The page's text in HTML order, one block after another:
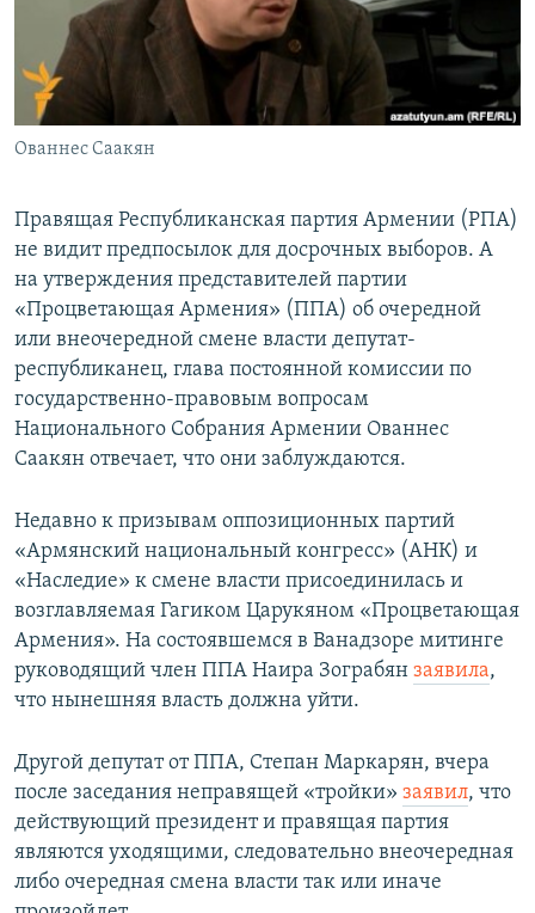
Հայերեն
English
Русский
Ованнес Саакян
Правящая Республиканская партия Армении (РПА)
не видит предпосылок для досрочных выборов. А
на утверждения представителей партии
«Процветающая Армения» (ППА) об очередной
или внеочередной смене власти депутат-
республиканец, глава постоянной комиссии по
государственно-правовым вопросам
Национального Собрания Армении Ованнес
Саакян отвечает, что они заблуждаются.
Недавно к призывам оппозиционных партий
«Армянский национальный конгресс» (АНК) и
«Наследие» к смене власти присоединилась и
возглавляемая Гагиком Царукяном «Процветающая
Армения». На состоявшемся в Ванадзоре митинге
руководящий член ППА Наира Зограбян заявила,
что нынешняя власть должна уйти.
Другой депутат от ППА, Степан Маркарян, вчера
после заседания неправящей «тройки» заявил, что
действующий президент и правящая партия
являются уходящими, следовательно внеочередная
либо очередная смена власти так или иначе